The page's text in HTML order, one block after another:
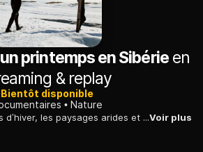
printemps en Sibérieen
& replay
Bientôt disponible
Nature
Pendant les longs mois d’hiver, les paysages arides et volcaniques de la presqu’île du Kamtchatka disparaissent complètement sous une épaisse couche de neige.Voir plus